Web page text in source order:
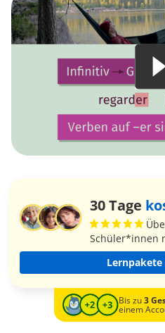
30 Tage
Schüler*innen
Lernpakete
Bis zu3
einem